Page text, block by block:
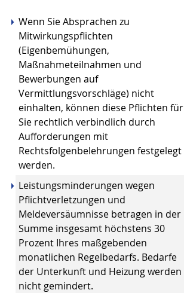
Wenn Sie Absprachen zu
Mitwirkungspflichten
(Eigenbemühungen,
Maßnahmeteilnahmen und
Bewerbungen auf
Vermittlungsvorschläge) nicht
einhalten, können diese Pflichten für
Sie rechtlich verbindlich durch
Aufforderungen mit
Rechtsfolgenbelehrungen festgelegt
werden.
Leistungsminderungen wegen
Pflichtverletzungen und
Meldeversäumnisse betragen in der
Summe insgesamt höchstens 30
Prozent Ihres maßgebenden
monatlichen Regelbedarfs. Bedarfe
der Unterkunft und Heizung werden
nicht gemindert.